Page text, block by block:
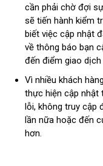
cần phải chờ đợi
sẽ tiến hành kiểm
biết việc cập nhật
về thông báo bạn
đến điểm giao
Vì nhiều khách
thực hiện cập nhật
lỗi, không truy cập
lần nữa hoặc đến
hơn.